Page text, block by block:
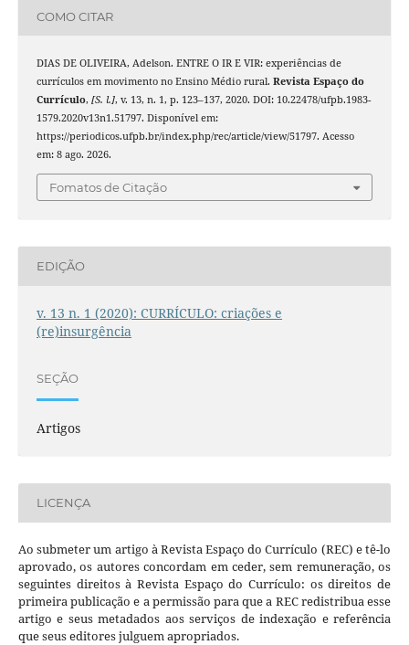
COMO CITAR
DIAS DE OLIVEIRA, Adelson. ENTRE O IR E VIR: experiências de
currículos em movimento no Ensino Médio rural. Revista Espaço do
Currículo, [S. l.], v. 13, n. 1, p. 123–137, 2020. DOI: 10.22478/ufpb.1983-
1579.2020v13n1.51797. Disponível em:
https://periodicos.ufpb.br/index.php/rec/article/view/51797. Acesso
em: 8 ago. 2026.
Fomatos de Citação
EDIÇÃO
v. 13 n. 1 (2020): CURRÍCULO: criações e
(re)insurgência
SEÇÃO
Artigos
LICENÇA
Ao submeter um artigo à Revista Espaço do Currículo (REC) e tê-lo
aprovado, os autores concordam em ceder, sem remuneração, os
seguintes direitos à Revista Espaço do Currículo: os direitos de
primeira publicação e a permissão para que a REC redistribua esse
artigo e seus metadados aos serviços de indexação e referência
que seus editores julguem apropriados.